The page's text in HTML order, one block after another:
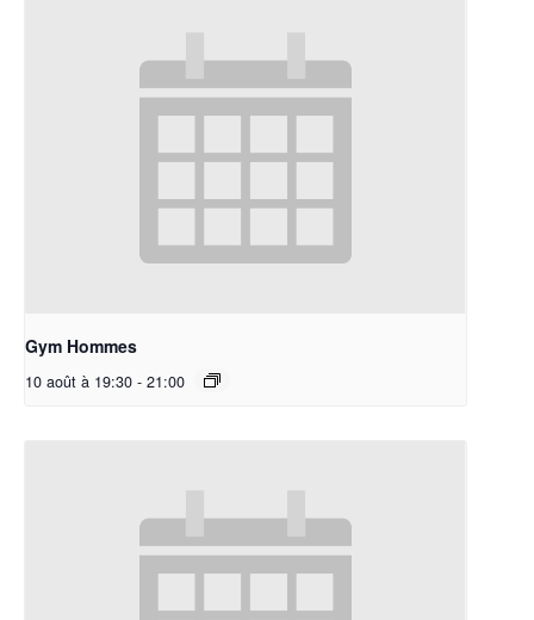
Gym Hommes
10 août à 19:30 - 21:00